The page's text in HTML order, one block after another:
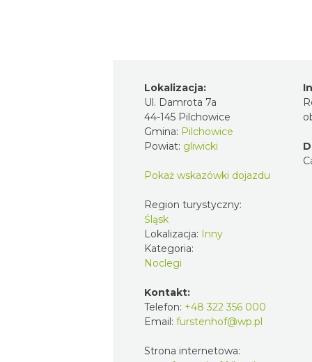
Lokalizacja:
Ul. Damrota 7a
44-145 Pilchowice
Gmina: Pilchowice
Powiat: gliwicki
Pokaż wskazówki dojazdu
Region turystyczny:
Śląsk
Lokalizacja: Inny
Kategoria:
Noclegi
Kontakt:
Telefon: +48 322 356 000
Email: furstenhof@wp.pl
Strona internetowa: